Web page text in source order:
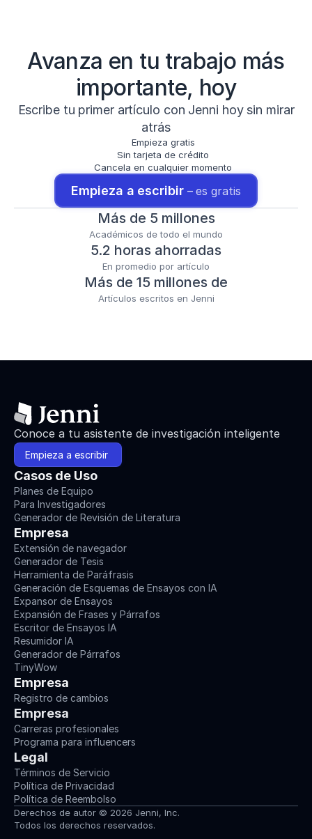
Avanza en tu trabajo más
importante, hoy
Escribe tu primer artículo con Jenni hoy sin mirar
atrás
Empieza gratis
Sin tarjeta de crédito
Cancela en cualquier momento
Empieza a escribir – es gratis
Más de 5 millones
Académicos de todo el mundo
5.2 horas ahorradas
En promedio por artículo
Más de 15 millones de
Artículos escritos en Jenni
Conoce a tu asistente de investigación inteligente
Empieza a escribir
Casos de Uso
Planes de Equipo
Para Investigadores
Generador de Revisión de Literatura
Empresa
Extensión de navegador
Generador de Tesis
Herramienta de Paráfrasis
Generación de Esquemas de Ensayos con IA
Expansor de Ensayos
Expansión de Frases y Párrafos
Escritor de Ensayos IA
Resumidor IA
Generador de Párrafos
TinyWow
Empresa
Registro de cambios
Empresa
Carreras profesionales
Programa para influencers
Legal
Términos de Servicio
Política de Privacidad
Política de Reembolso
Derechos de autor © 2026 Jenni, Inc.
Todos los derechos reservados.